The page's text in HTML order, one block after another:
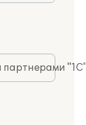
партнерами